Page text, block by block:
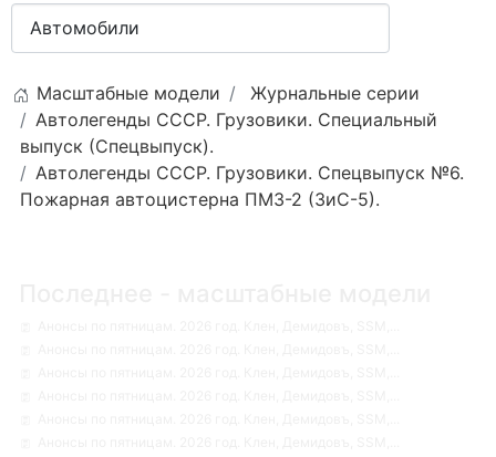
Масштабные модели
Журнальные серии
Автолегенды СССР. Грузовики. Специальный
выпуск (Спецвыпуск).
Автолегенды СССР. Грузовики. Спецвыпуск №6.
Пожарная автоцистерна ПМЗ-2 (ЗиС-5).